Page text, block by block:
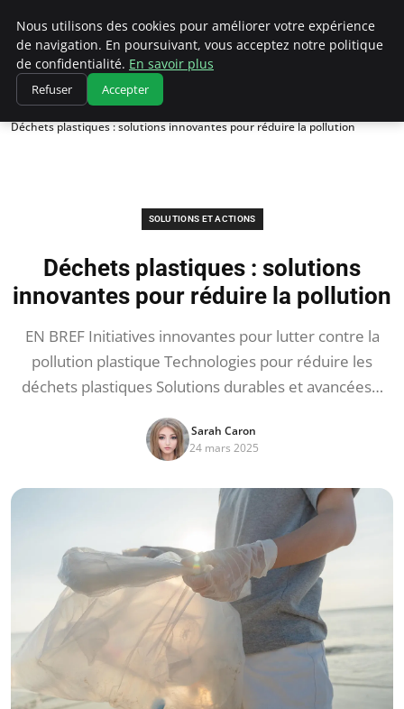
Climatedebtagents
Accueil
Solutions et Actions
Déchets plastiques : solutions innovantes pour réduire la pollution
SOLUTIONS ET ACTIONS
Déchets plastiques : solutions
innovantes pour réduire la pollution
EN BREF Initiatives innovantes pour lutter contre la
pollution plastique Technologies pour réduire les
déchets plastiques Solutions durables et avancées…
Sarah Caron
24 mars 2025
Nous utilisons des cookies pour améliorer votre expérience
de navigation. En poursuivant, vous acceptez notre politique
de confidentialité. En savoir plus
Refuser Accepter